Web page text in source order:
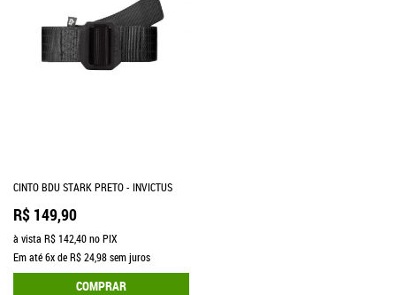
CINTO BDU STARK PRETO - INVICTUS
R$ 149,90
à vista R$ 142,40no PIX
Em até6xdeR$ 24,98sem juros
COMPRAR